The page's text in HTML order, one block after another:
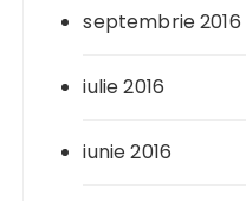
septembrie 2016
iulie 2016
iunie 2016